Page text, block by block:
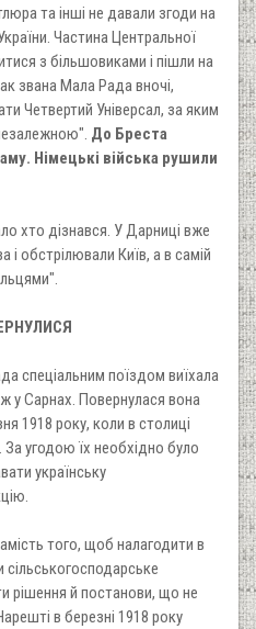
та інші не давали згоди на
Частина Центральної
з більшовиками і пішли на
звана Мала Рада вночі,
Четвертий Універсал, за яким
До Бреста
Німецькі війська рушили
хто дізнався. У Дарниці вже
обстрілювали Київ, а в самій
спеціальним поїздом виїхала
у Сарнах. Повернулася вона
1918 року, коли в столиці
За угодою їх необхідно було
українську
того, щоб налагодити в
сільськогосподарське
рішення й постанови, що не
в березні 1918 року